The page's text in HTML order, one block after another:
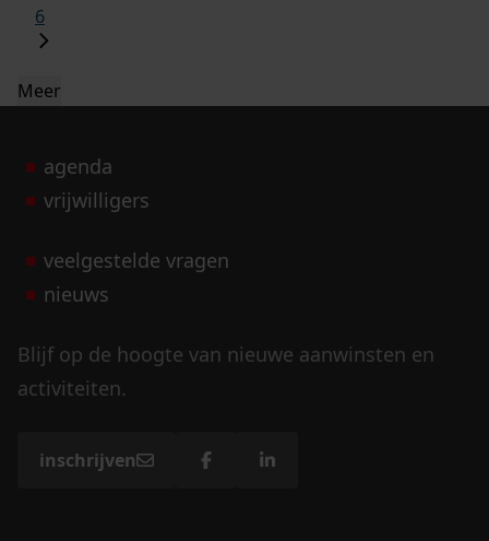
6
Meer
agenda
vrijwilligers
veelgestelde vragen
nieuws
Blijf op de hoogte van nieuwe aanwinsten en
activiteiten.
inschrijven